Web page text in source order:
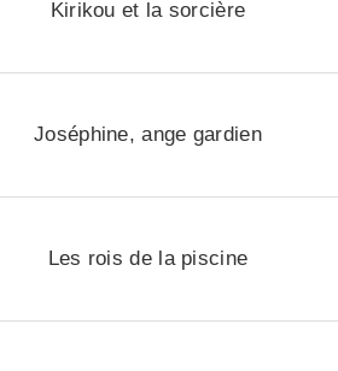
Kirikou et la sorcière
Joséphine, ange gardien
Les rois de la piscine